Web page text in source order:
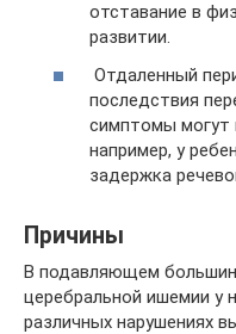
отставание в
развитии.
Отдаленный
последствия
симптомы могут
например, у
задержка
Причины
В подавляющем
церебральной ишемии у
различных нарушениях